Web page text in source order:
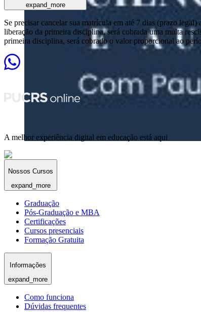
expand_more
Se precisar cancelar sua matrícula em até 7 dias (prazo
liberação da primeira disciplina, será cobrada uma multa
primeira disciplina, será cobrado o valor proporcional ao
A melhor experiência digital em educação está aqui
Nossos Cursos
expand_more
Graduação
Pós-Graduação e MBA
Certificações
Cursos presenciais
Formação Gratuita
Informações
expand_more
Como funciona
Dúvidas frequentes